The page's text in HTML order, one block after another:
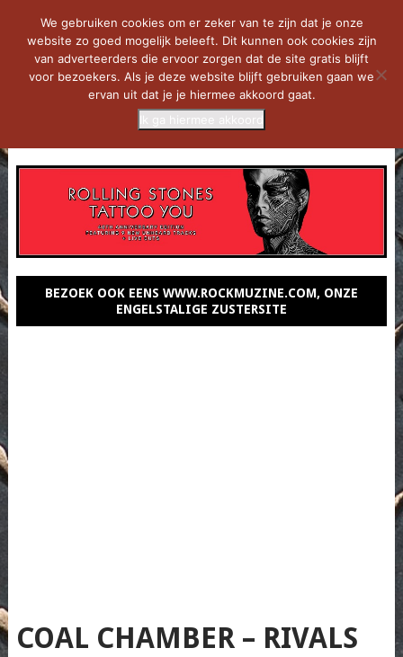
BEZOEK OOK EENS WWW.ROCKMUZINE.COM, ONZE
ENGELSTALIGE ZUSTERSITE
COAL CHAMBER – RIVALS
We gebruiken cookies om er zeker van te zijn dat je onze
website zo goed mogelijk beleeft. Dit kunnen ook cookies zijn
van adverteerders die ervoor zorgen dat de site gratis blijft
voor bezoekers. Als je deze website blijft gebruiken gaan we
ervan uit dat je je hiermee akkoord gaat.
Ik ga hiermee akkoord